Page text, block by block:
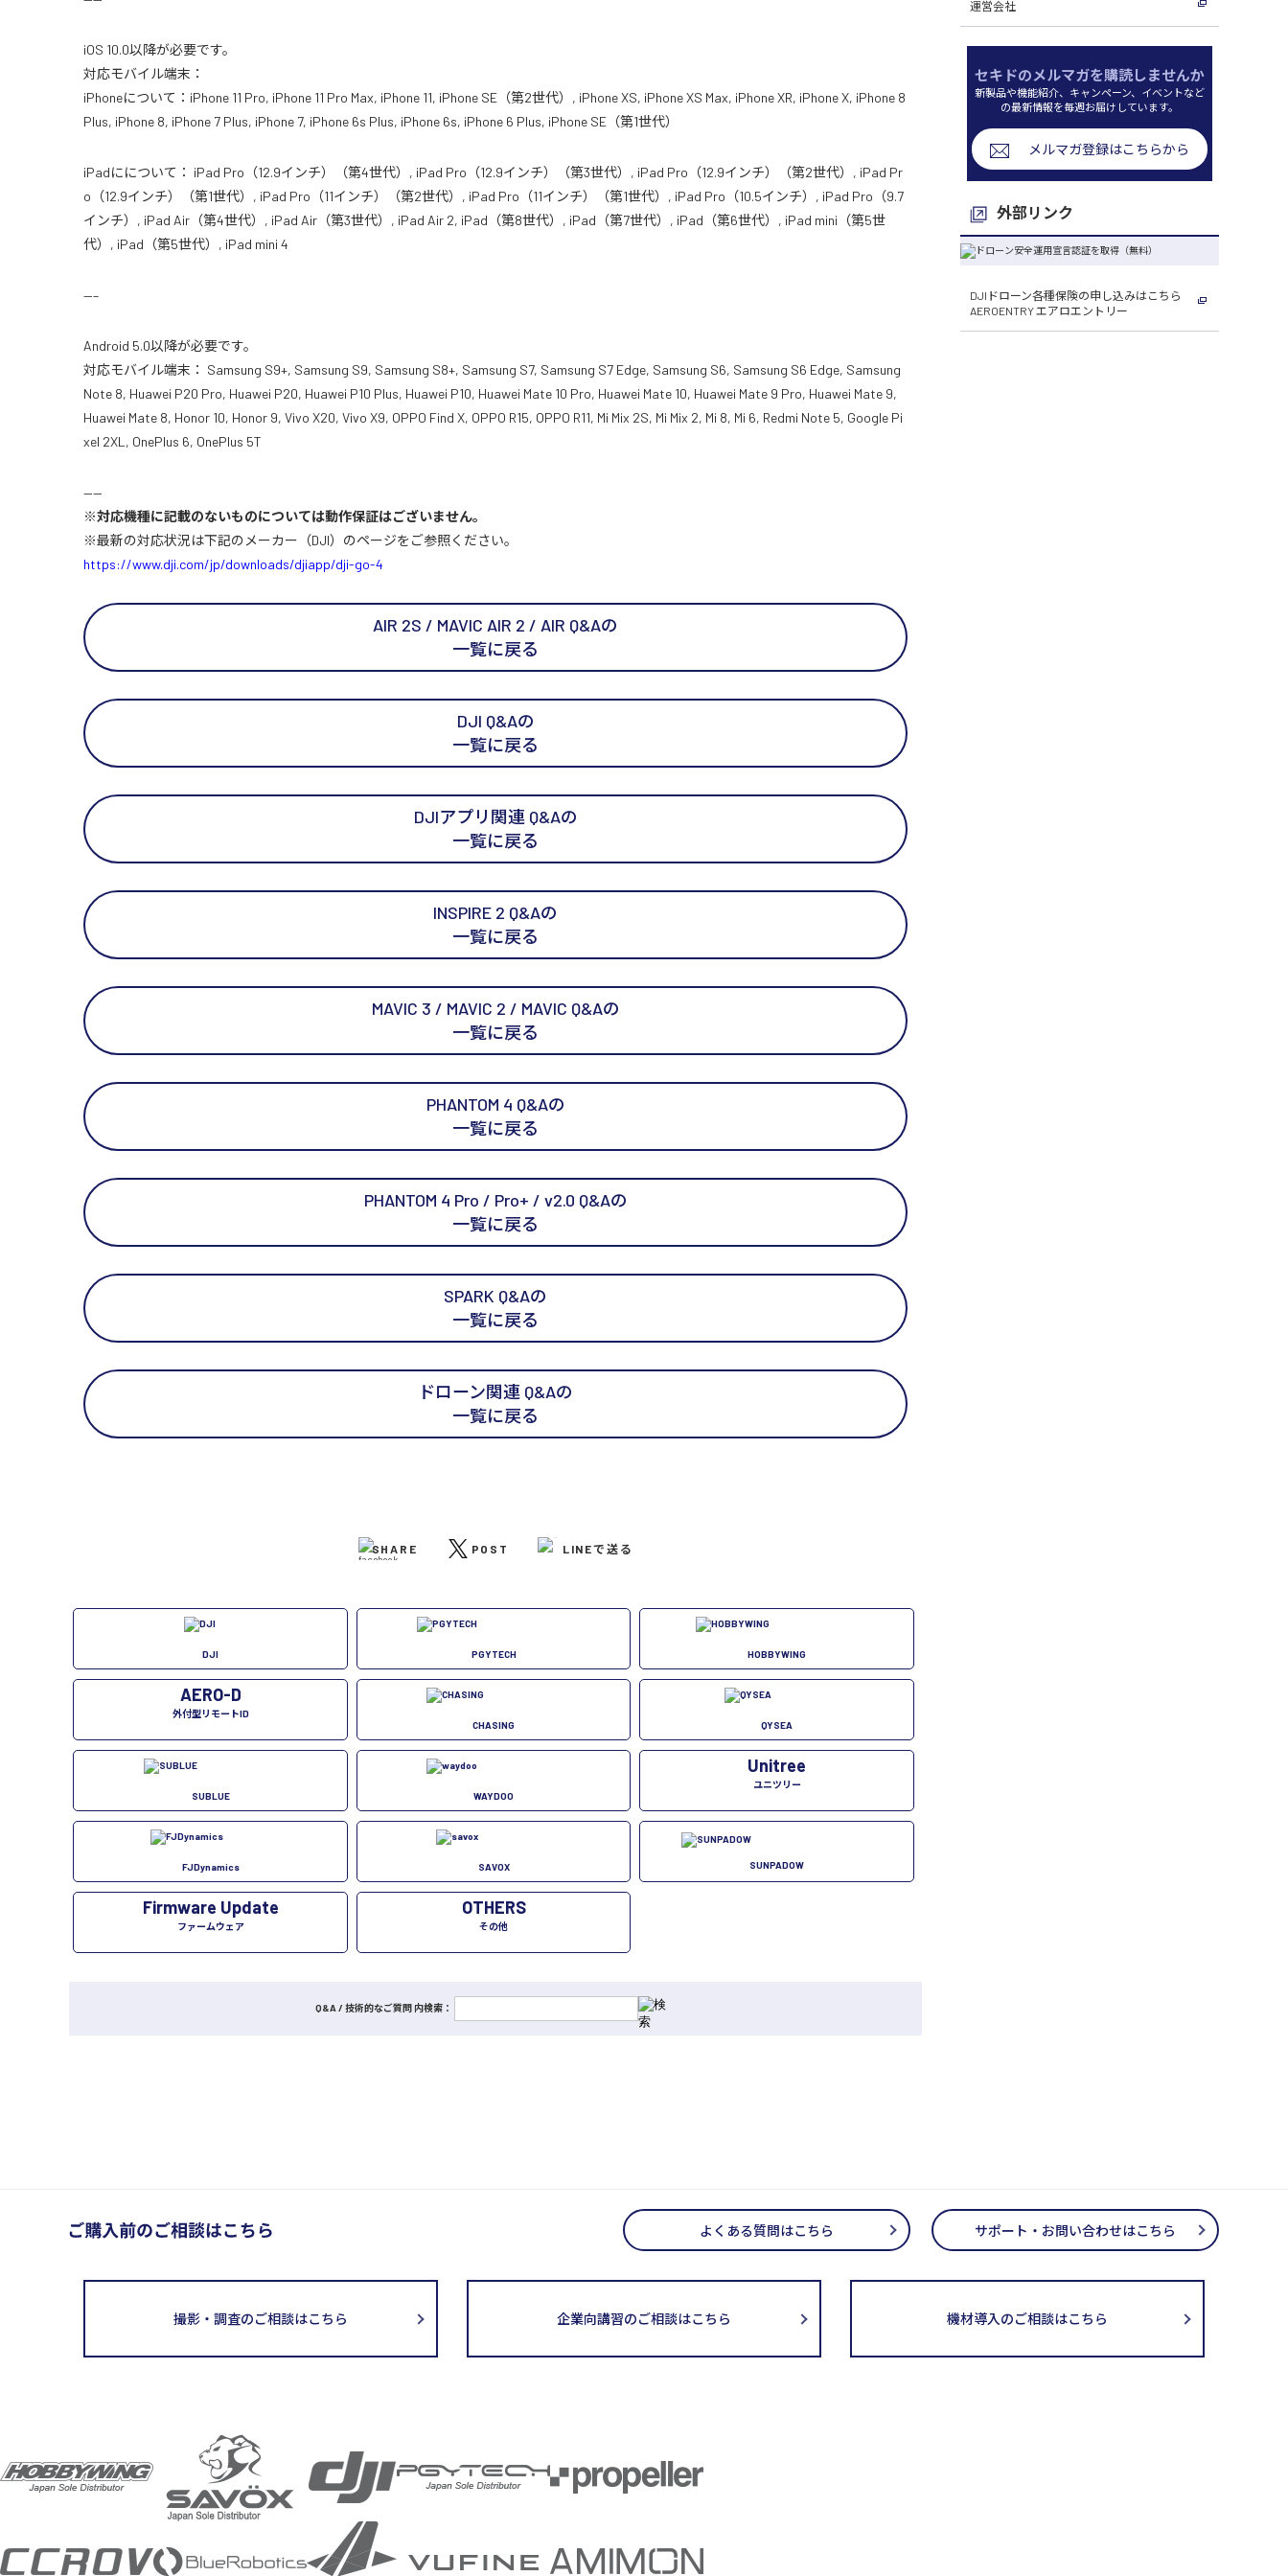
運営会社
セキドのメルマガを購読しませんか
新製品や機能紹介、キャンペーン、イベントなど
の最新情報を毎週お届けしています。
メルマガ登録はこちらから
外部リンク
DJIドローン各種保険の申し込みはこちら
AEROENTRY エアロエントリー
iOS 10.0以降が必要です。
対応モバイル端末：
iPhoneについて：iPhone 11 Pro, iPhone 11 Pro Max, iPhone 11, iPhone SE（第2世代）, iPhone XS, iPhone XS Max, iPhone XR, iPhone X, iPhone 8
Plus, iPhone 8, iPhone 7 Plus, iPhone 7, iPhone 6s Plus, iPhone 6s, iPhone 6 Plus, iPhone SE（第1世代）
iPadにについて： iPad Pro（12.9インチ）（第4世代）, iPad Pro（12.9インチ）（第3世代）, iPad Pro（12.9インチ）（第2世代）, iPad Pr
o（12.9インチ）（第1世代）, iPad Pro（11インチ）（第2世代）, iPad Pro（11インチ）（第1世代）, iPad Pro（10.5インチ）, iPad Pro（9.7
インチ）, iPad Air（第4世代）, iPad Air（第3世代）, iPad Air 2, iPad（第8世代）, iPad（第7世代）, iPad（第6世代）, iPad mini（第5世
代）, iPad（第5世代）, iPad mini 4
—–
Android 5.0以降が必要です。
対応モバイル端末： Samsung S9+, Samsung S9, Samsung S8+, Samsung S7, Samsung S7 Edge, Samsung S6, Samsung S6 Edge, Samsung
Note 8, Huawei P20 Pro, Huawei P20, Huawei P10 Plus, Huawei P10, Huawei Mate 10 Pro, Huawei Mate 10, Huawei Mate 9 Pro, Huawei Mate 9,
Huawei Mate 8, Honor 10, Honor 9, Vivo X20, Vivo X9, OPPO Find X, OPPO R15, OPPO R11, Mi Mix 2S, Mi Mix 2, Mi 8, Mi 6, Redmi Note 5, Google Pi
xel 2XL, OnePlus 6, OnePlus 5T
——
※対応機種に記載のないものについては動作保証はございません。
※最新の対応状況は下記のメーカー（DJI）のページをご参照ください。
https://www.dji.com/jp/downloads/djiapp/dji-go-4
AIR 2S / MAVIC AIR 2 / AIR Q&Aの
一覧に戻る
DJI Q&Aの
一覧に戻る
DJIアプリ関連 Q&Aの
一覧に戻る
INSPIRE 2 Q&Aの
一覧に戻る
MAVIC 3 / MAVIC 2 / MAVIC Q&Aの
一覧に戻る
PHANTOM 4 Q&Aの
一覧に戻る
PHANTOM 4 Pro / Pro+ / v2.0 Q&Aの
一覧に戻る
SPARK Q&Aの
一覧に戻る
ドローン関連 Q&Aの
一覧に戻る
SHARE POST LINEで送る
DJI PGYTECH HOBBYWING
AERO-D
外付型リモートID
CHASING
QYSEA
SUBLUE WAYDOO
Unitree
ユニツリー
FJDynamics SAVOX SUNPADOW
Firmware Update
ファームウェア
OTHERS
その他
Q&A / 技術的なご質問 内検索：
よくある質問はこちら サポート・お問い合わせはこちら
撮影・調査のご相談はこちら 企業向講習のご相談はこちら 機材導入のご相談はこちら